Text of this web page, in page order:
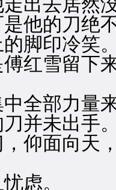
去居然没
他的刀绝
脚印冷笑
雪留下来
部力量
并未出手
面向天，
虑。